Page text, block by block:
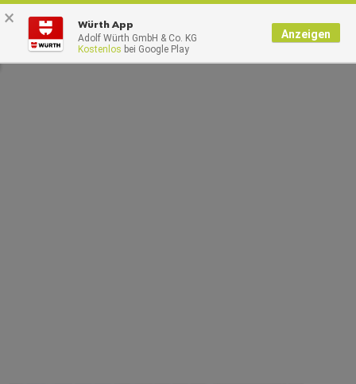
× Würth App
Adolf Würth GmbH & Co. KG
Kostenlos bei Google Play
Anzeigen